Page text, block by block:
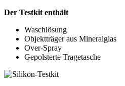
Der Testkit enthält
Waschlösung
Objektträger aus Mineralglas
Over-Spray
Gepolsterte Tragetasche